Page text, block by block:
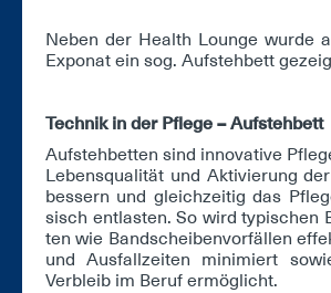
Ne­ben der Health Lounge wur­de
Ex­po­nat ein sog. Auf­steh­bett
Tech­nik in der Pfle­ge – Auf­steh­bett
Auf­steh­bet­ten sind in­no­va­ti­ve
Le­bens­qua­li­tät und Ak­ti­vie­rung
bes­sern und gleich­zei­tig das
sisch ent­las­ten. So wird ty­pi­schen
ten wie Band­schei­ben­vor­fäl­len
und Aus­fall­zei­ten mi­ni­miert
Ver­bleib im Be­ruf er­mög­licht.